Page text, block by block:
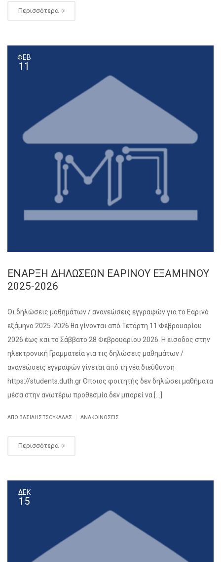
Περισσότερα
ΦΕΒ
11
ΕΝΑΡΞΗ ΔΗΛΩΣΕΩΝ ΕΑΡΙΝΟΥ ΕΞΑΜΗΝΟΥ
2025-2026
Οι δηλώσεις μαθημάτων / ανανεώσεις εγγραφών για το Εαρινό
εξάμηνο 2025-2026 θα γίνονται από Τετάρτη 11 Φεβρουαρίου
2026 έως και το Σάββατο 28 Φεβρουαρίου 2026. Η είσοδος στην
ηλεκτρονική Γραμματεία για τις δηλώσεις μαθημάτων /
ανανεώσεις εγγραφών γίνεται από τη νέα διεύθυνση
https://students.duth.gr Όποιος φοιτητής δεν δηλώσει μαθήματα
μέσα στην ανωτέρω προθεσμία δεν μπορεί να […]
ΑΠΌ ΒΑΣΊΛΗΣ ΤΣΟΥΚΑΛΆΣ ΑΝΑΚΟΙΝΏΣΕΙΣ
Περισσότερα
ΔΕΚ
15